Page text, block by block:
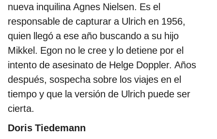
nueva inquilina Agnes Nielsen. Es el
responsable de capturar a Ulrich en 1956,
quien llegó a ese año buscando a su hijo
Mikkel. Egon no le cree y lo detiene por el
intento de asesinato de Helge Doppler. Años
después, sospecha sobre los viajes en el
tiempo y que la versión de Ulrich puede ser
cierta.
Doris Tiedemann